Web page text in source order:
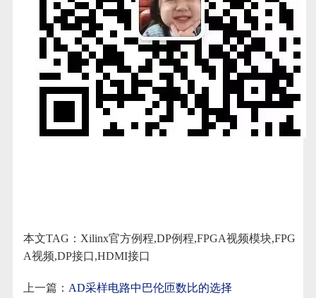
本文TAG：Xilinx官方例程,DP例程,FPGA视频模块,FPG
A视频,DP接口,HDMI接口
上一篇： AD采样电路中巴伦匝数比的选择